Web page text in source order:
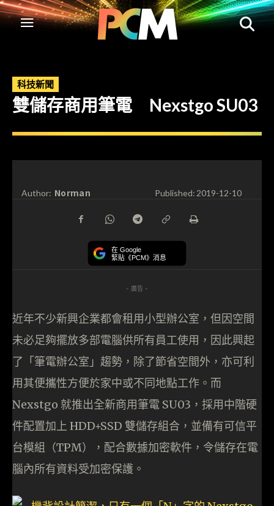
科技新聞
雙儲存商用筆電 Nexstgo SU03
Author: Norman Published:2019-12-10
在 Google
緊貼《PCM》消息
- 廣告 -
近年不少新興企業都會租用小型辦公室，但因空間
未必足夠擺放多部電腦供所有員工使用，因此興起
了「筆電辦公室」趨勢，除了節省空間外，亦可利
用其便攜性方便於家中或不同地點工作。而
Nexstgo 就推出全新商用筆電 SU03，採用中階硬
件配置加上 HDD+SSD 雙儲存組合，並備有可信平
台模組（TPM），配合數據加密軟件，令儲存在電
腦內所有資料受加密保護。